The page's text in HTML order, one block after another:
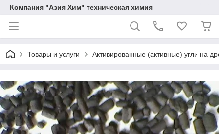
Компания "Азия Хим" техническая химия
Товары и услуги Активированные (активные) угли на